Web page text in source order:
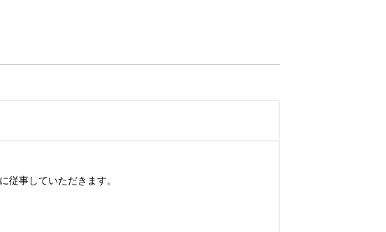
従事していただきます。